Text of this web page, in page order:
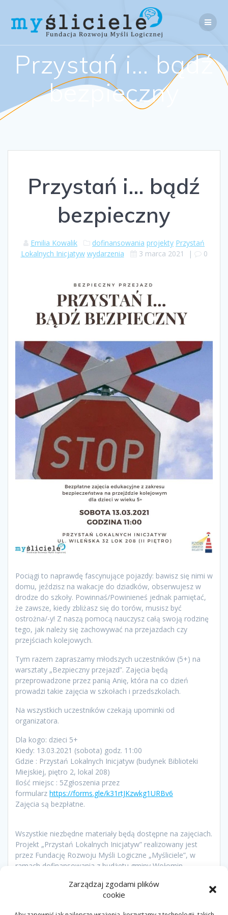
Zarządzaj zgodami plików
cookie
to
content
Przystań i… bądź
bezpieczny
Przystań i… bądź
bezpieczny
Emilia Kowalik dofinansowania projekty Przystań
Lokalnych Inicjatyw wydarzenia 3 marca 2021 | 0
Pociągi to naprawdę fascynujące pojazdy: bawisz się nimi w
domu, jeździsz na wakacje do dziadków, obserwujesz w
drodze do szkoły. Powinnaś/Powinieneś jednak pamiętać,
że zawsze, kiedy zbliżasz się do torów, musisz być
ostrożna/-y! Z naszą pomocą nauczysz całą swoją rodzinę
tego, jak należy się zachowywać na przejazdach czy
przejściach kolejowych.
Tym razem zapraszamy młodszych uczestników (5+) na
warsztaty „Bezpieczny przejazd”. Zajęcia będą
przeprowadzone przez panią Anię, która na co dzień
prowadzi takie zajęcia w szkołach i przedszkolach.
Na wszystkich uczestników czekają upominki od
organizatora.
Dla kogo: dzieci 5+
Kiedy: 13.03.2021 (sobota) godz. 11:00
Gdzie : Przystań Lokalnych Inicjatyw (budynek Biblioteki
Miejskiej, piętro 2, lokal 208)
Ilość miejsc : 5Zgłoszenia przez
formularz https://forms.gle/k31rtJKzwkg1URBv6
Zajęcia są bezpłatne.
Wszystkie niezbędne materiały będą dostępne na zajęciach.
Projekt „Przystań Lokalnych Inicjatyw” realizowany jest
przez Fundację Rozwoju Myśli Logiczne „Myśliciele”, w
ramach dofinansowania z budżetu gminy Wołomin.
PRZYSTAŃ LOKALNYCH INICJATYW
WARSZTATY